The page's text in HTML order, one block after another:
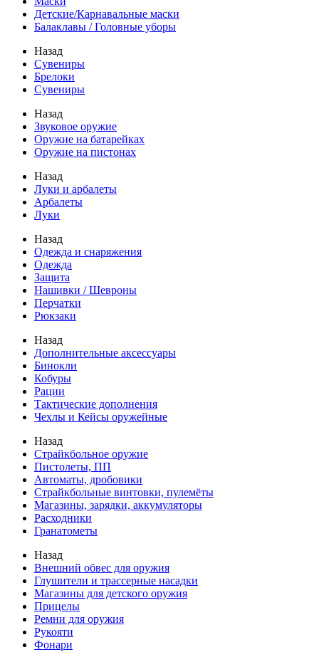
Детские/Карнавальные маски
Балаклавы / Головные уборы
Назад
Сувениры
Брелоки
Сувениры
Назад
Звуковое оружие
Оружие на батарейках
Оружие на пистонах
Назад
Луки и арбалеты
Арбалеты
Луки
Назад
Одежда и снаряжения
Одежда
Защита
Нашивки / Шевроны
Перчатки
Рюкзаки
Назад
Дополнительные аксессуары
Бинокли
Кобуры
Рации
Тактические дополнения
Чехлы и Кейсы оружейные
Назад
Страйкбольное оружие
Пистолеты, ПП
Автоматы, дробовики
Страйкбольные винтовки, пулемёты
Магазины, зарядки, аккумуляторы
Расходники
Гранатометы
Назад
Внешний обвес для оружия
Глушители и трассерные насадки
Магазины для детского оружия
Прицелы
Ремни для оружия
Рукояти
Фонари